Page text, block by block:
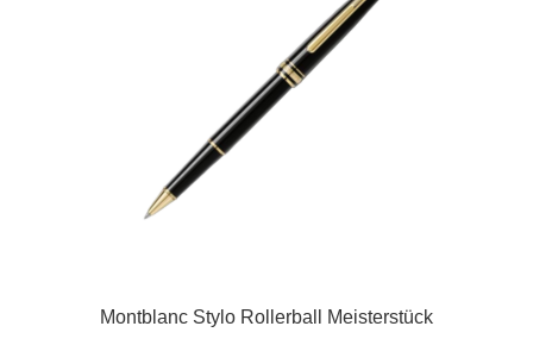
Montblanc Stylo Rollerball Meisterstück